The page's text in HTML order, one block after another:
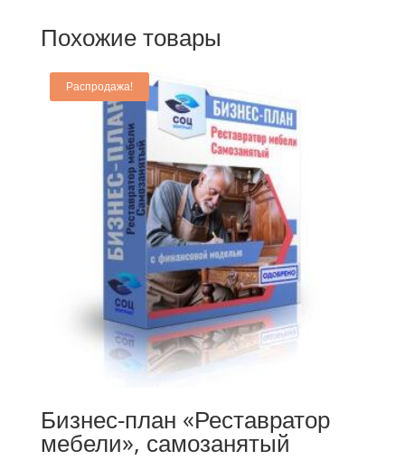
Похожие товары
Распродажа!
Бизнес-план «Реставратор
мебели», самозанятый